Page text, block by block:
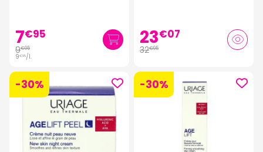
7€95
9€95
9€95/l.
23€07
32€95
-30% -30%